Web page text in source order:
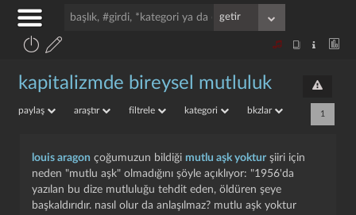
kapitalizmde bireysel mutluluk
paylaş araştır filtrele kategori bkzlar 1
louis aragon çoğumuzun bildiği mutlu aşk yoktur şiiri için
neden "mutlu aşk" olmadığını şöyle açıklıyor: "1956'da
yazılan bu dize mutluluğu tehdit eden, öldüren şeye
başkaldırıdır. nasıl olur da anlaşılmaz? mutlu aşk yoktur